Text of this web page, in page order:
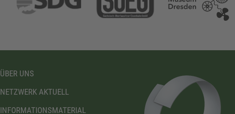
ÜBER UNS
NETZWERK AKTUELL
INFORMATIONSMATERIAL